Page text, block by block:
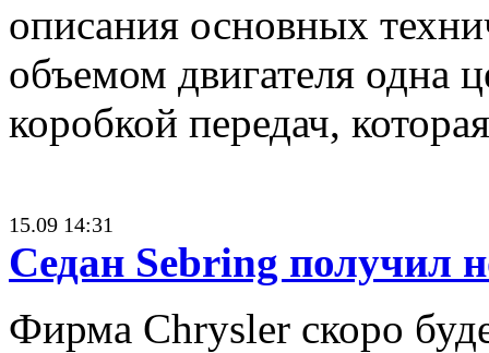
описания основных
объемом двигателя одна
коробкой передач,
15.09 14:31
Седан Sebring получил
Фирма Chrysler скоро